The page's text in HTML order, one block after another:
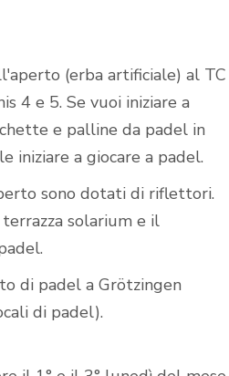
(erba artificiale) al TC
4 e 5. Se vuoi iniziare a
e palline da padel in
iniziare a giocare a padel.
sono dotati di riflettori.
solarium e il
di padel a Grötzingen
di padel).